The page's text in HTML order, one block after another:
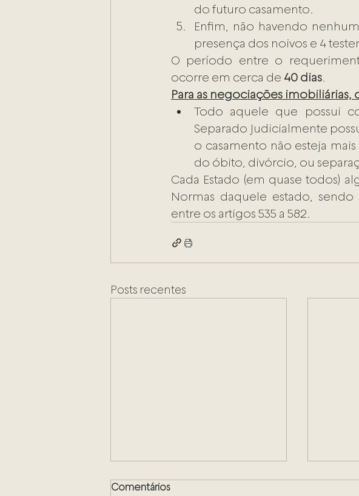
do futuro casamento.
Enfim, não havendo
presença dos noivos e 4
O período entre o
ocorre em cerca de 40 dias
Para as negociações imobiliárias,
Todo aquele que possui
Separado Judicialmente
o casamento não esteja
do óbito, divórcio, ou
Cada Estado (em quase todos)
Normas daquele estado, sendo
entre os artigos 535 a 582.
Posts recentes
Comentários